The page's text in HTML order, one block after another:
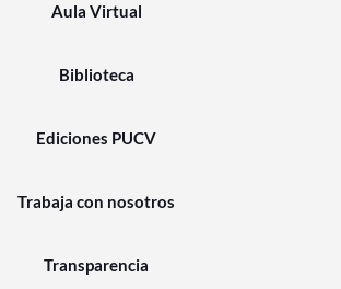
Aula Virtual
Biblioteca
Ediciones PUCV
Trabaja con nosotros
Transparencia